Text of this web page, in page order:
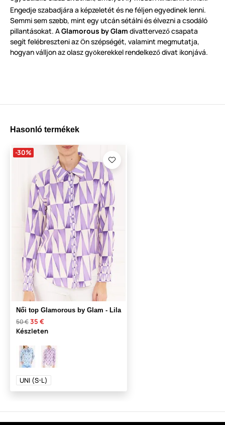
Engedje szabadjára a képzeletét és ne féljen egyedinek lenni.
Semmi sem szebb, mint egy utcán sétálni és élvezni a csodáló
pillantásokat. AGlamorous by Glam divattervező csapata
segít felébreszteni az Ön szépségét, valamint megmutatja,
hogyan válljon az olasz gyökerekkel rendelkező divat ikonjává.
Hasonló termékek
-30%
Női top Glamorous by Glam - Lila
50 €35 €
Készleten
UNI (S-L)